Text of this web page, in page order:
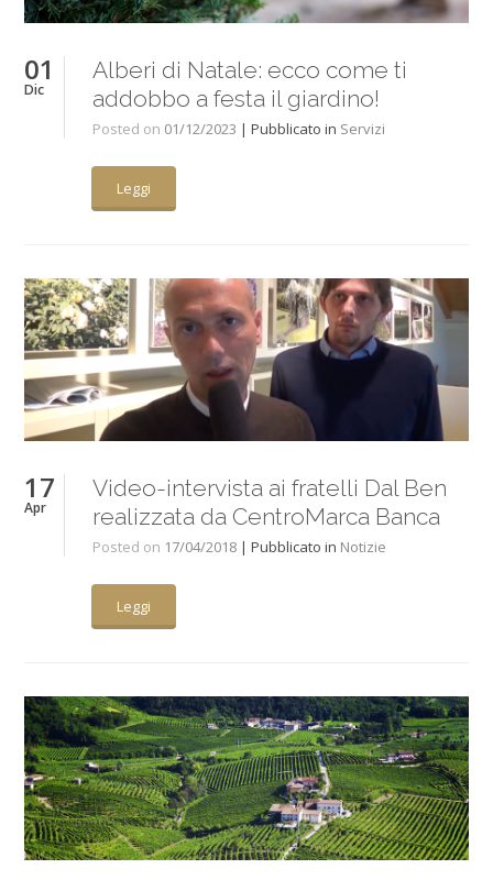
01
Dic
Alberi di Natale: ecco come ti
addobbo a festa il giardino!
Posted on 01/12/2023 | Pubblicato in Servizi
Leggi
17
Apr
Video-intervista ai fratelli Dal Ben
realizzata da CentroMarca Banca
Posted on 17/04/2018 | Pubblicato in Notizie
Leggi